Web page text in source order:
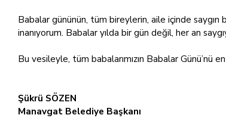
Babalar gününün, tüm bireylerin, aile içinde saygın
inanıyorum. Babalar yılda bir gün değil, her an
Bu vesileyle, tüm babalarımızın Babalar
Şükrü SÖZEN
Manavgat Belediye Başkanı